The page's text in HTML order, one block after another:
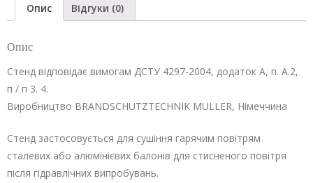
Опис Відгуки (0)
Опис
Стенд відповідає вимогам ДСТУ 4297-2004, додаток А, п. А.2,
п / п 3. 4.
Виробництво BRANDSCHUTZTECHNIK MULLER, Німеччина
Стенд застосовується для сушіння гарячим повітрям
сталевих або алюмінієвих балонів для стисненого повітря
після гідравлічних випробувань.